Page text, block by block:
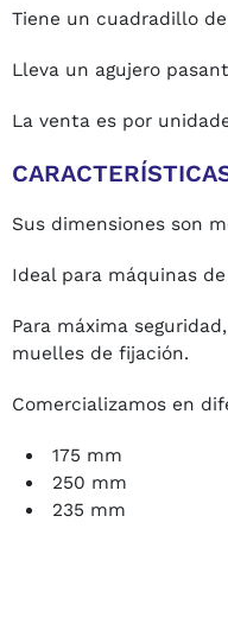
Tiene un cuadradillo
Lleva un agujero
La venta es por
Sus dimensiones son
Ideal para máquinas
Para máxima
muelles de fijación.
Comercializamos en
175 mm
250 mm
235 mm